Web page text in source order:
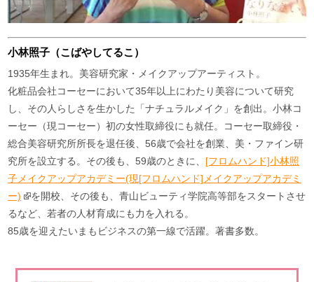
小林照子（こばやしてるこ）
1935年生まれ。美容研究家・メイクアップアーティスト。
化粧品会社コーセーにおいて35年以上にわたり美容について研究
し、その人らしさを生かした「ナチュラルメイク」を創出。小林コ
ーセー（現コーセー）初の女性取締役にも就任。コーセー取締役・
総合美容研究所所長を退任後、56歳で会社を創業、美・ファイン研
究所を設立する。その後も、59歳のときに、 [フロムハンド]小林照
子メイクアップアカデミー(現[フロムハンド]メイクアップアカデミ
ー)
を開校、その後も、青山ビューティ学院高等部をスタートさせ
るなど、若者の人材育成にも力を入れる。
85歳を迎えたいまもビジネスの第一線で活躍。著書多数。